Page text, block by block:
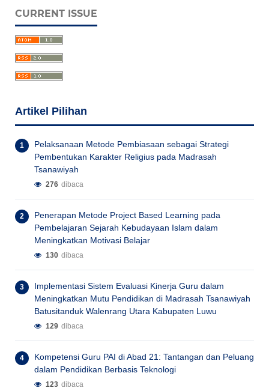
CURRENT ISSUE
Artikel Pilihan
Pelaksanaan Metode Pembiasaan sebagai Strategi
Pembentukan Karakter Religius pada Madrasah
Tsanawiyah
276 dibaca
Penerapan Metode Project Based Learning pada
Pembelajaran Sejarah Kebudayaan Islam dalam
Meningkatkan Motivasi Belajar
130 dibaca
Implementasi Sistem Evaluasi Kinerja Guru dalam
Meningkatkan Mutu Pendidikan di Madrasah Tsanawiyah
Batusitanduk Walenrang Utara Kabupaten Luwu
129 dibaca
Kompetensi Guru PAI di Abad 21: Tantangan dan Peluang
dalam Pendidikan Berbasis Teknologi
123 dibaca